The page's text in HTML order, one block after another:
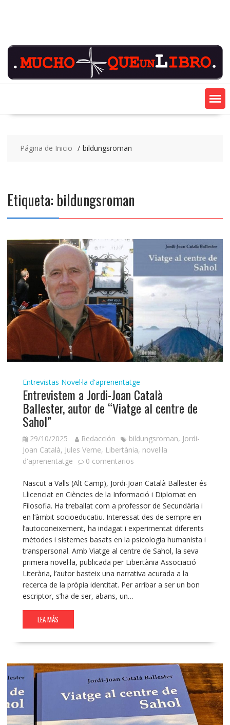
Página de Inicio bildungsroman
Etiqueta: bildungsroman
Entrevistas Novel·la d'aprenentatge
Entrevistem a Jordi-Joan Català
Ballester, autor de “Viatge al centre de
Sahol”
29/10/2025 Redacción bildungsroman, Jordi-
Joan Català, Jules Verne, Libertània, novel·la
d'aprenentatge
0 comentarios
Nascut a Valls (Alt Camp), Jordi-Joan Català Ballester és
Llicenciat en Ciències de la Informació i Diplomat en
Filosofia. Ha treballat com a professor de Secundària i
en l’àmbit socioeducatiu. Interessat des de sempre en
l’autoconeixement, ha indagat i experimentat diferents
mètodes i sistemes basats en la psicologia humanista i
transpersonal. Amb Viatge al centre de Sahol, la seva
primera novel·la, publicada per Libertània Associació
Literària, l’autor basteix una narrativa acurada a la
recerca de la pròpia identitat. Per arribar a ser un bon
escriptor, s’ha de ser, abans, un…
LEA MÁS